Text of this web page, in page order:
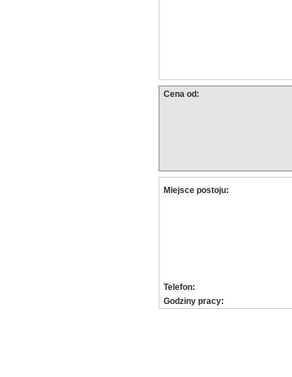
Cena od:
Miejsce postoju:
Telefon:
Godziny pracy: